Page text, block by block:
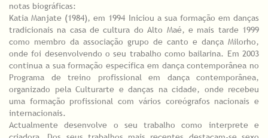
notas biográficas:
Katia Manjate (1984), em 1994 Iniciou a sua formação em danças
tradicionais na casa de cultura do Alto Maé, e mais tarde 1999
como membro da associação grupo de canto e dança Milorho,
onde foi desenvolvendo o seu trabalho como bailarina. Em 2003
continua a sua formação específica em dança contemporânea no
Programa de treino profissional em dança contemporânea,
organizado pela Culturarte e danças na cidade, onde recebeu
uma formação profissional com vários coreógrafos nacionais e
internacionais.
Actualmente desenvolve o seu trabalho como interprete e